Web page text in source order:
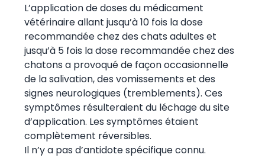
L’application de doses du médicament
vétérinaire allant jusqu’à 10 fois la dose
recommandée chez des chats adultes et
jusqu’à 5 fois la dose recommandée chez des
chatons a provoqué de façon occasionnelle
de la salivation, des vomissements et des
signes neurologiques (tremblements). Ces
symptômes résulteraient du léchage du site
d’application. Les symptômes étaient
complètement réversibles.
Il n’y a pas d’antidote spécifique connu.